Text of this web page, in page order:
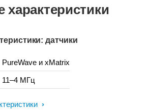
характеристики
датчики
PureWave и xMatrix
11–4 МГц